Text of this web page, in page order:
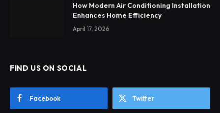
How Modern Air Conditioning Installation
Enhances Home Efficiency
April 17, 2026
FIND US ON SOCIAL
Facebook Twitter